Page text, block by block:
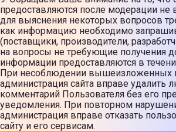
предоставляются после модерации
для выяснения некоторых вопросов
как информацию необходимо
(поставщики, производители,
на вопросы не требующие получения
информации предоставляются в
При несоблюдении вышеизложенных
администрация сайта вправе удалить
комментарий Пользователя без его
уведомления. При повторном
администрация вправе отказать
сайту и его сервисам.